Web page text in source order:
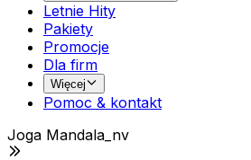
Letnie Hity
Pakiety
Promocje
Dla firm
Więcej
Pomoc & kontakt
Joga Mandala_nv